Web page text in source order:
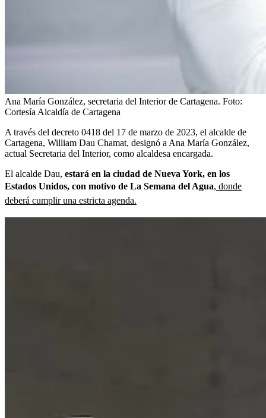
Ana María González, secretaria del Interior de Cartagena. Foto:
Cortesía Alcaldía de Cartagena
A través del decreto 0418 del 17 de marzo de 2023, el alcalde de
Cartagena, William Dau Chamat, designó a Ana María González,
actual Secretaria del Interior, como alcaldesa encargada.
El alcalde Dau, estará en la ciudad de Nueva York, en los
Estados Unidos, con motivo de La Semana del Agua, donde
deberá cumplir una estricta agenda.